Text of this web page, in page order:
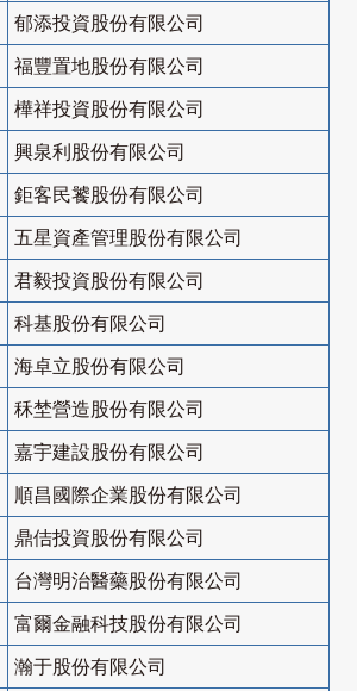
郁添投資股份有限公司
福豐置地股份有限公司
樺祥投資股份有限公司
興泉利股份有限公司
鉅客民饕股份有限公司
五星資產管理股份有限公司
君毅投資股份有限公司
科基股份有限公司
海卓立股份有限公司
秝埜營造股份有限公司
嘉宇建設股份有限公司
順昌國際企業股份有限公司
鼎佶投資股份有限公司
台灣明治醫藥股份有限公司
富爾金融科技股份有限公司
瀚于股份有限公司